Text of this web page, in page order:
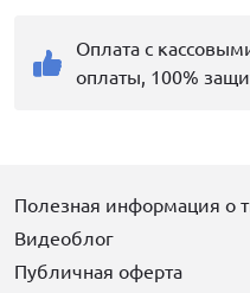
Оплата с
оплаты, 100%
Полезная информация о
Видеоблог
Публичная оферта